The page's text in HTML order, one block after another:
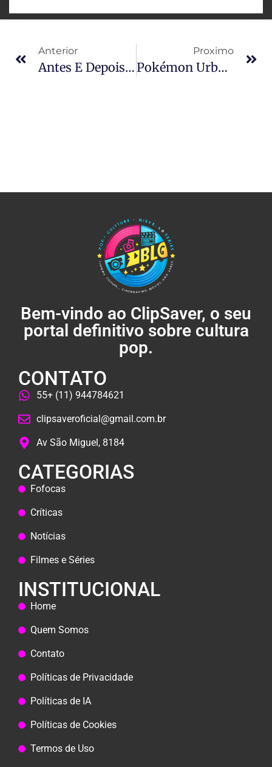
Anterior
Antes E Depois De Zac Efron: O Acidente Que Mudou Tudo
Proximo
Pokémon Urbano: Designer Recria 30 Pokémon Originais Como Se Fossem Inspirados Nas Subculturas Dos Anos 90
Bem-vindo ao ClipSaver, o seu
portal definitivo sobre cultura
pop.
CONTATO
55+ (11) 944784621
clipsaveroficial@gmail.com.br
Av São Miguel, 8184
CATEGORIAS
Fofocas
Críticas
Notícias
Filmes e Séries
INSTITUCIONAL
Home
Quem Somos
Contato
Políticas de Privacidade
Políticas de IA
Políticas de Cookies
Termos de Uso